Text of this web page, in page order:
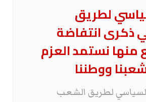
لطريق
ذكرى انتفاضة
نستمد العزم
ووطننا
لطريق الشعب